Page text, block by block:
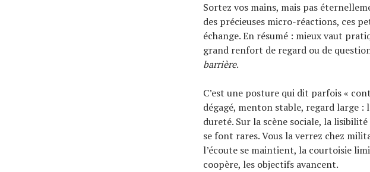
Sortez vos mains, mais pas
des précieuses micro-réactions, ces
échange. En résumé : mieux vaut
grand renfort de regard ou de
barrière.
C’est une posture qui dit parfois «
dégagé, menton stable, regard large :
dureté. Sur la scène sociale, la
se font rares. Vous la verrez chez
l’écoute se maintient, la courtoisie
coopère, les objectifs avancent.